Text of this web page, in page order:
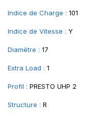
Indice de Charge : 101
Indice de Vitesse : Y
Diamètre : 17
Extra Load : 1
Profil : PRESTO UHP 2
Structure : R